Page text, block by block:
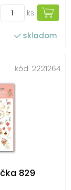
zvolený
ponorte
u...
ks
skladom
kód: 2221264
829